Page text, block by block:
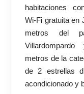
habitaciones
Wi-Fi gratuita en
metros del
metros de la
de 2 estrellas
acondicionado y